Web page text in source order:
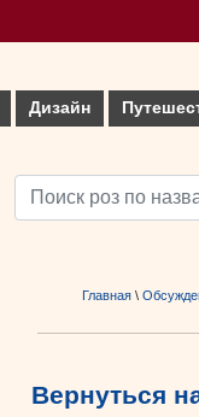
Дизайн
Главная \
Вернуться